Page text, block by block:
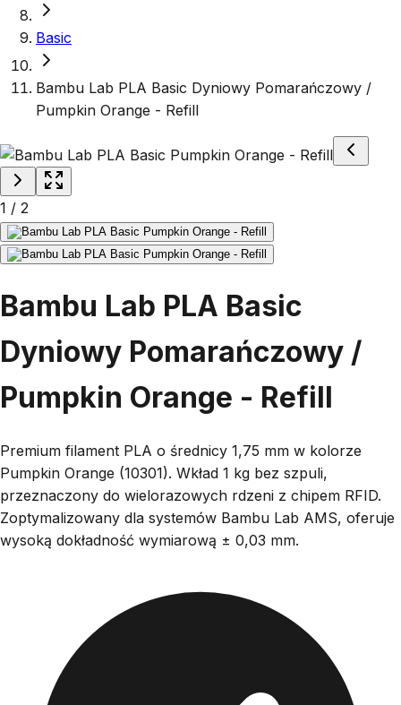
Basic
Bambu Lab PLA Basic Dyniowy Pomarańczowy /
Pumpkin Orange - Refill
1 / 2
Bambu Lab PLA Basic
Dyniowy Pomarańczowy /
Pumpkin Orange - Refill
Premium filament PLA o średnicy 1,75 mm w kolorze
Pumpkin Orange (10301). Wkład 1 kg bez szpuli,
przeznaczony do wielorazowych rdzeni z chipem RFID.
Zoptymalizowany dla systemów Bambu Lab AMS, oferuje
wysoką dokładność wymiarową ± 0,03 mm.